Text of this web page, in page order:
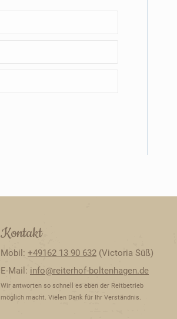
Kontakt
Mobil: +49162 13 90 632 (Victoria Süß)
E-Mail: info@reiterhof-boltenhagen.de
Wir antworten so schnell es eben der Reitbetrieb
möglich macht. Vielen Dank für Ihr Verständnis.